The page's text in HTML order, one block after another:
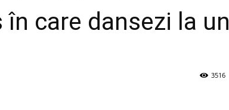
care dansezi la un
3516